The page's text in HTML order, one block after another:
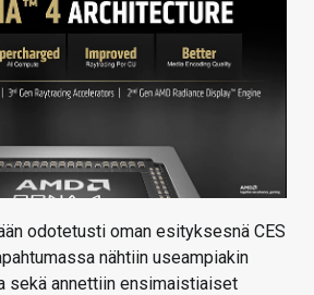
odotetusti oman esityksesnä CES
nähtiin useampiakin
sekä annettiin ensimaistiaiset